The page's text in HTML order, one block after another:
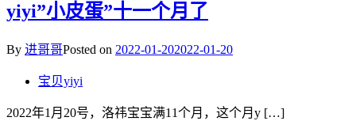
yiyi”小皮蛋”十一个月了
By 进哥哥Posted on 2022-01-202022-01-20
宝贝yiyi
2022年1月20号，洛祎宝宝满11个月，这个月y […]